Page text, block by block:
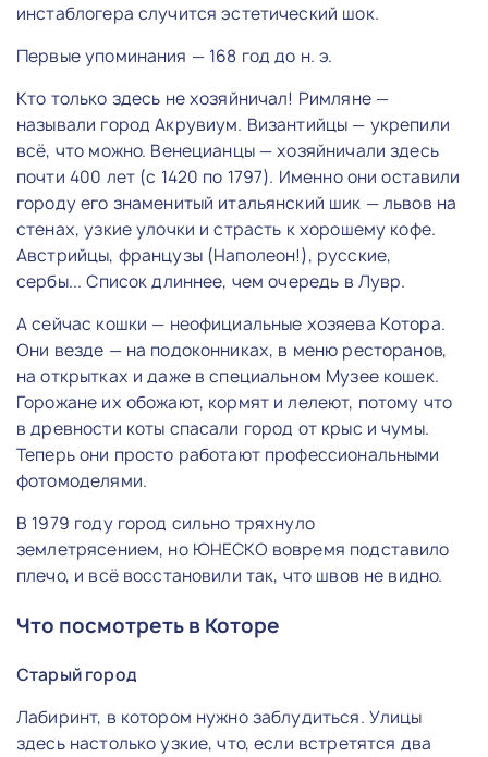
инстаблогера случится эстетический шок.
Первые упоминания — 168 год до н. э.
Кто только здесь не хозяйничал! Римляне —
называли город Акрувиум. Византийцы — укрепили
всё, что можно. Венецианцы — хозяйничали здесь
почти 400 лет (с 1420 по 1797). Именно они оставили
городу его знаменитый итальянский шик — львов на
стенах, узкие улочки и страсть к хорошему кофе.
Австрийцы, французы (Наполеон!), русские,
сербы... Список длиннее, чем очередь в Лувр.
А сейчас кошки — неофициальные хозяева Котора.
Они везде — на подоконниках, в меню ресторанов,
на открытках и даже в специальном Музее кошек.
Горожане их обожают, кормят и лелеют, потому что
в древности коты спасали город от крыс и чумы.
Теперь они просто работают профессиональными
фотомоделями.
В 1979 году город сильно тряхнуло
землетрясением, но ЮНЕСКО вовремя подставило
плечо, и всё восстановили так, что швов не видно.
Что посмотреть в Которе
Старый город
Лабиринт, в котором нужно заблудиться. Улицы
здесь настолько узкие, что, если встретятся два